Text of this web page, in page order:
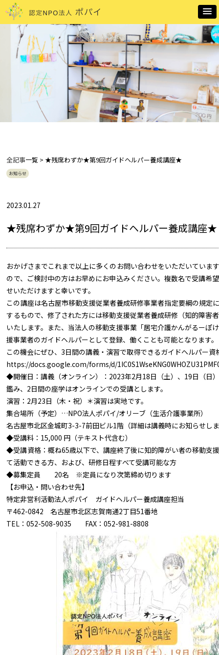
全記事一覧 > ★残席わずか★第9回ガイドヘルパー養成講座★
お知らせ
2023.01.27
★残席わずか★第9回ガイドヘルパー養成講座★
おかげさまでこれまで以上に多くのお問い合わせをいただいていま
ので、ご検討中の方はお早めにお申込みください。複数名で受講希
せいただけますと幸いです。
この講座は名古屋市移動支援従業者養成研修事業者指定要綱の規定
するもので、修了された方には移動支援従業者養成研修（知的障害
いたします。また、当法人の移動支援事業「居宅介護かんがるーぽ
援事業者のガイドヘルパーとして登録、働くことも可能となります。
この機会にぜひ、3日間の講義・演習で取得できるガイドヘルパー
https://docs.google.com/forms/d/
◆開催日：講義（オンライン）：2023年2月18日（土）、19日（日
鑑み、2日間の座学はオンラインでの受講とします。
演習：2月23日（木・祝）＊演習は実地です。
集合場所（予定）…NPO法人ポパイ/オリーブ（生活介護事業所）
名古屋市北区金城町3-3-7前田ビル1階（詳細は講義時にお知らせし
◆受講料：15,000 円（テキスト代含む）
◆受講資格：概ね65歳以下で、講座終了後に知的障がい者の移動支
て活動できる方、および、研修日程すべて受講可能な方
◆募集定員 20名 ※定員になり次第締め切ります
【お申込・問い合わせ先】
特定非営利活動法人ポパイ ガイドヘルパー養成講座担当
〒462-0842 名古屋市北区志賀南通2丁目51番地
TEL：052-508-9035 FAX：052-981-8808